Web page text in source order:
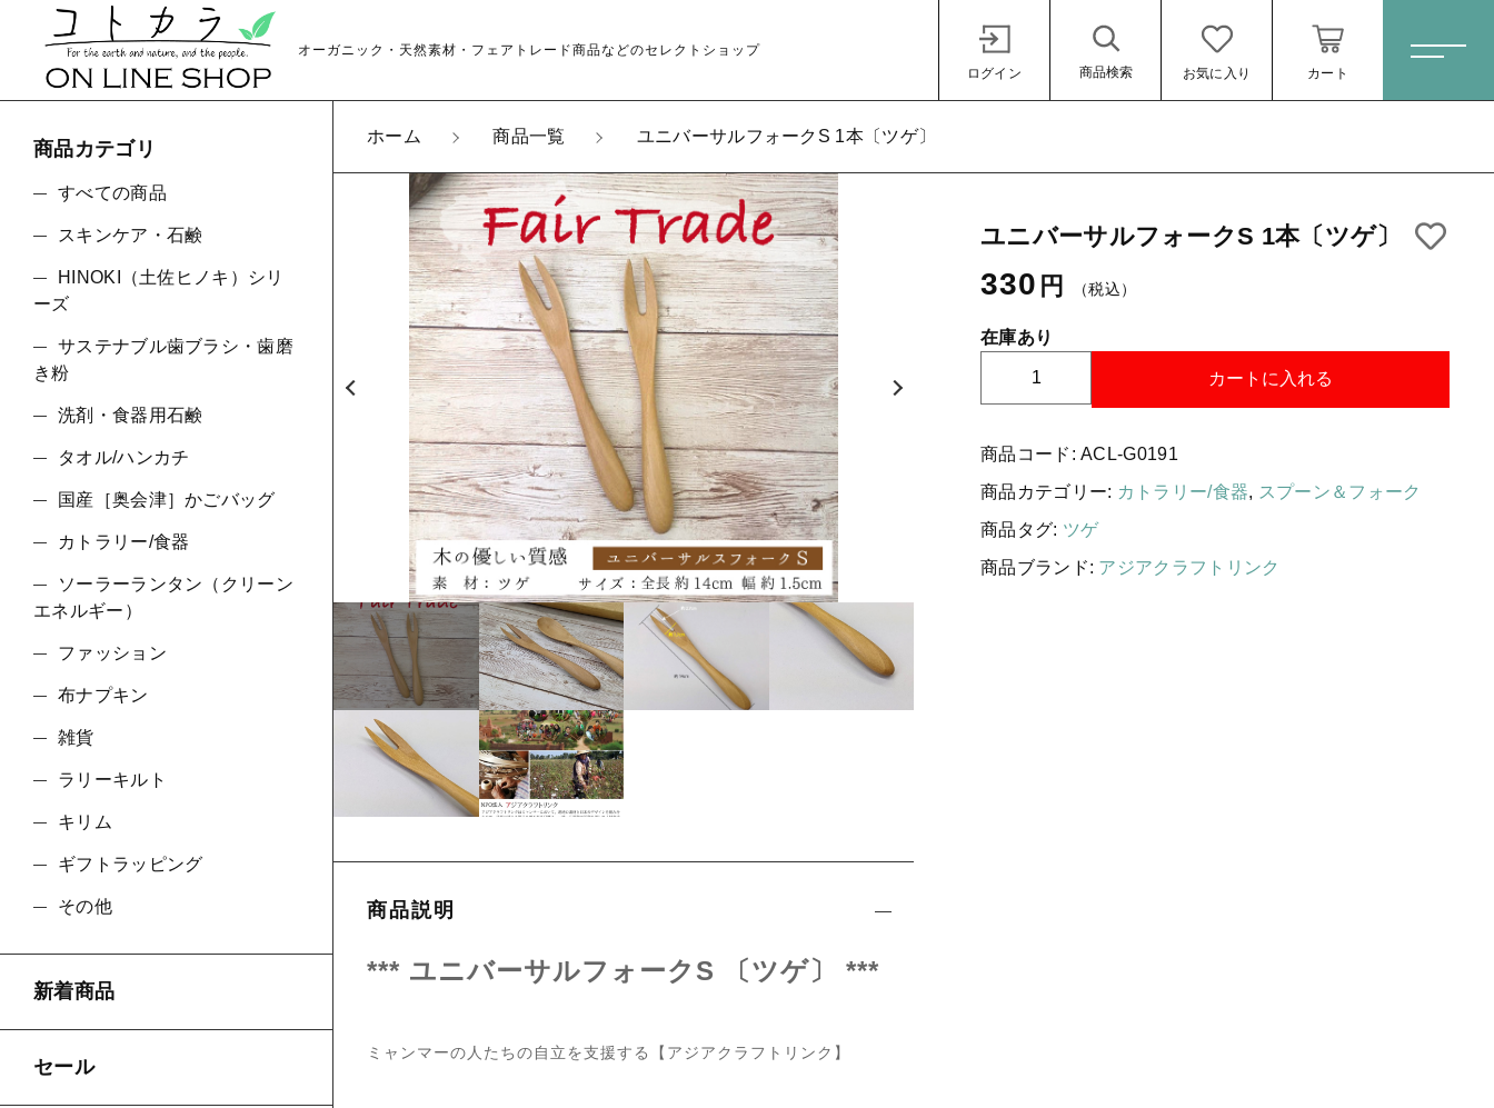
オーガニック・天然素材・フェアトレード商品などのセレクトショップ
ログイン
商品検索 お気に入り カート
ホーム 商品一覧 ユニバーサルフォークS 1本〔ツゲ〕
商品説明
*** ユニバーサルフォークS 〔ツゲ〕 ***
ミャンマーの人たちの自立を支援する【アジアクラフトリンク】
ユニバーサルフォークS 1本〔ツゲ〕
330 円 （税込）
在庫あり
ニ
ー
サ
フ
ォ
カートに入れる
商品コード:ACL-G0191
商品カテゴリー: カトラリー/食器, スプーン＆フォーク
商品タグ: ツゲ
商品ブランド: アジアクラフトリンク
商品カテゴリ
すべての商品
スキンケア・石鹸
HINOKI（土佐ヒノキ）シリ
ーズ
サステナブル歯ブラシ・歯磨
き粉
洗剤・食器用石鹸
タオル/ハンカチ
国産［奥会津］かごバッグ
カトラリー/食器
ソーラーランタン（クリーン
エネルギー）
ファッション
布ナプキン
雑貨
ラリーキルト
キリム
ギフトラッピング
その他
新着商品
セール
ユニバーサルフォークS 1本〔ツゲ〕
数量
ショッピングを続ける カートを確認する
すべての商品
サステナブル歯ブラシ・歯磨き粉
タオル/ハンカチ
国産［奥会津］かごバッグ
親カテゴリ 子カテゴリ
～
その他
在庫あり セール
並び順